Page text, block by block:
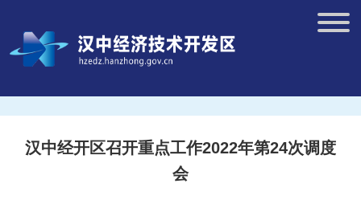
汉中经开区召开重点工作2022年第24次调度
会